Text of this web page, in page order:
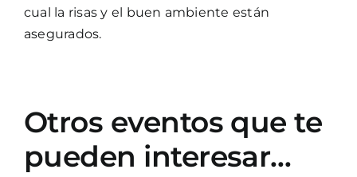
cual la risas y el buen ambiente están
asegurados.
Otros eventos que te
pueden interesar…